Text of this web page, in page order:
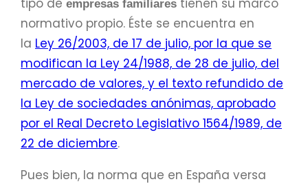
empresas familiares
normativo propio. Éste se encuentra en
la Ley 26/2003, de 17 de julio, por la que se
modifican la Ley 24/1988, de 28 de julio, del
mercado de valores, y el texto refundido de
la Ley de sociedades anónimas, aprobado
por el Real Decreto Legislativo 1564/1989, de
22 de diciembre.
Pues bien, la norma que en España versa